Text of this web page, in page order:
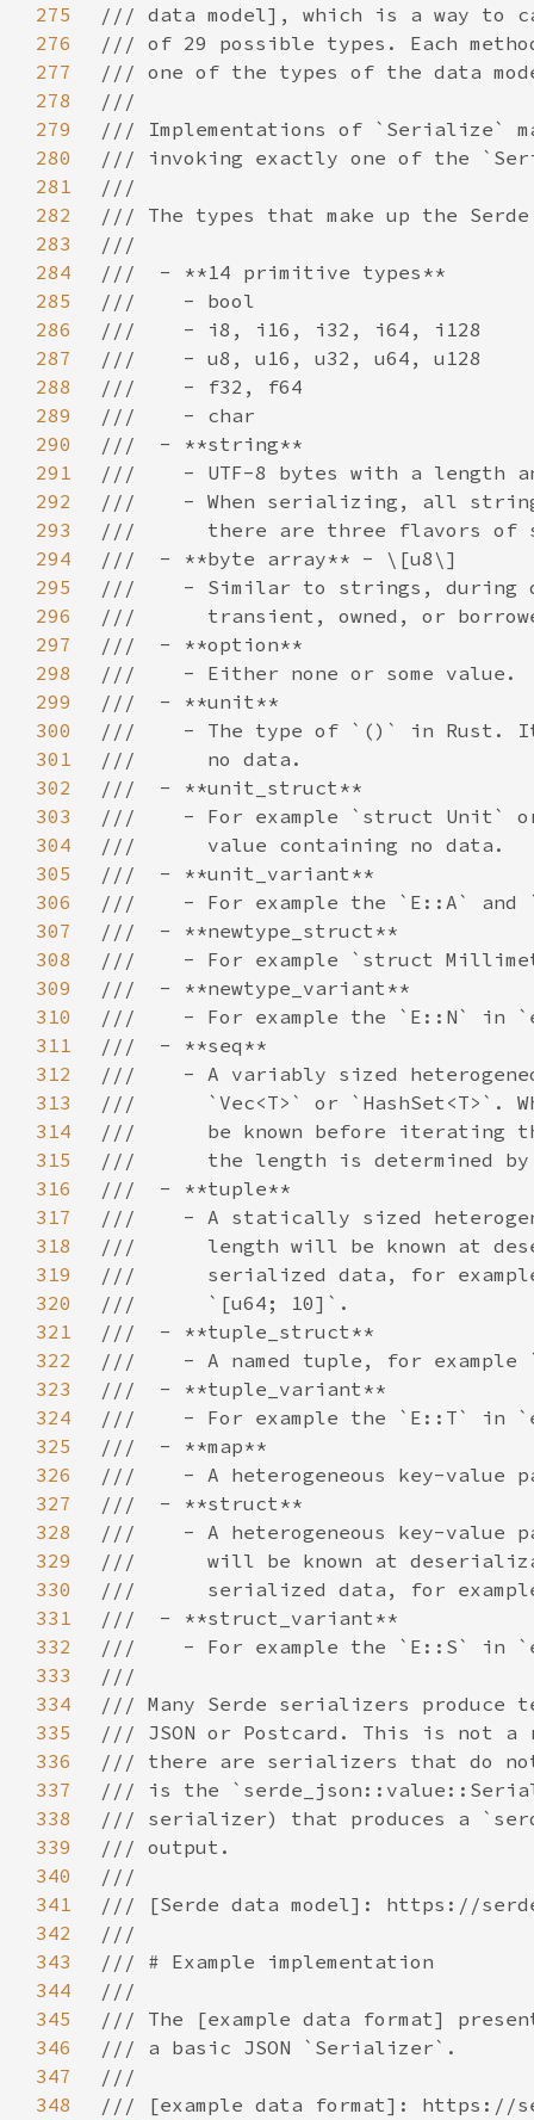
275
276
277
278
279
280
281
282
283
284
285
286
287
288
289
290
291
292
293
294
295
296
297
298
299
300
301
302
303
304
305
306
307
308
309
310
311
312
313
314
315
316
317
318
319
320
321
322
323
324
325
326
327
328
329
330
331
332
333
334
335
336
337
338
339
340
341
342
343
344
345
346
347
348